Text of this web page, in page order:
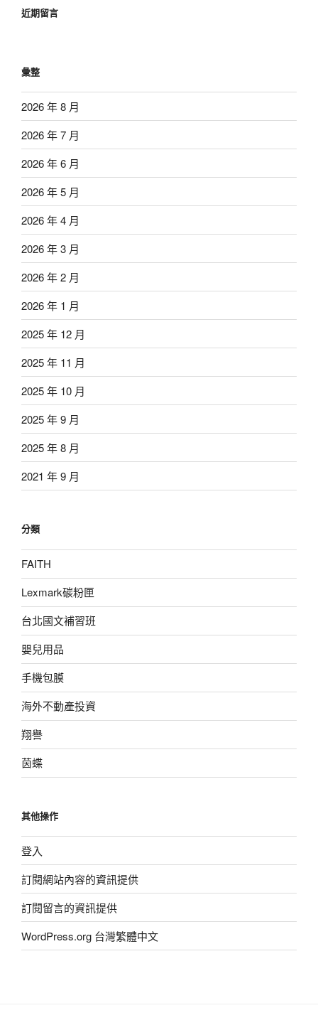
近期留言
彙整
2026 年 8 月
2026 年 7 月
2026 年 6 月
2026 年 5 月
2026 年 4 月
2026 年 3 月
2026 年 2 月
2026 年 1 月
2025 年 12 月
2025 年 11 月
2025 年 10 月
2025 年 9 月
2025 年 8 月
2021 年 9 月
分類
FAITH
Lexmark碳粉匣
台北國文補習班
嬰兒用品
手機包膜
海外不動產投資
翔譽
茵蝶
其他操作
登入
訂閱網站內容的資訊提供
訂閱留言的資訊提供
WordPress.org 台灣繁體中文